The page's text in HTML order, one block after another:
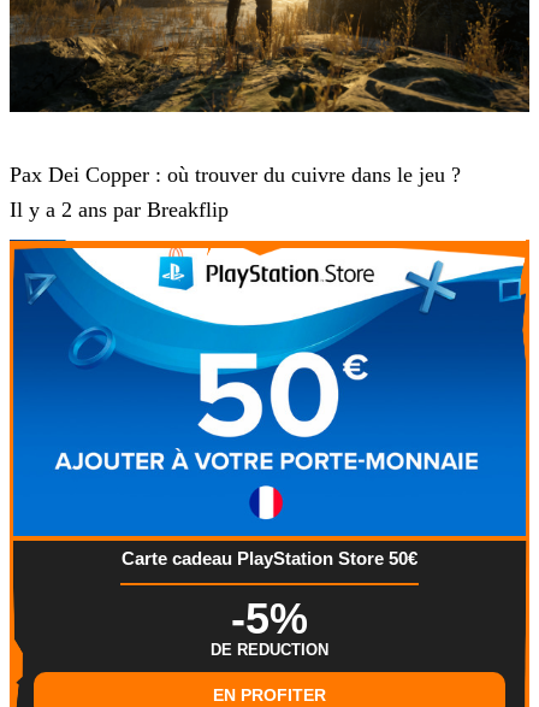
Pax Dei Copper : où trouver du cuivre dans le jeu ?
Il y a 2 ans par Breakflip
Carte cadeau PlayStation Store 50€
-5%
DE REDUCTION
EN PROFITER